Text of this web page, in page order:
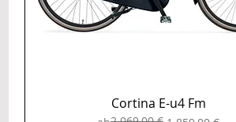
Cortina E-u4 Fm